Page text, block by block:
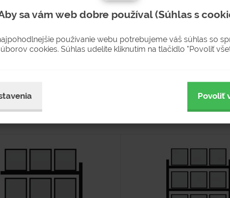
a priečok.
sa vám web dobre používal (Súhlas s
používanie webu potrebujeme váš súhlas so
cookies. Súhlas udelíte kliknutím na tlačidlo "Povoliť
Povoliť